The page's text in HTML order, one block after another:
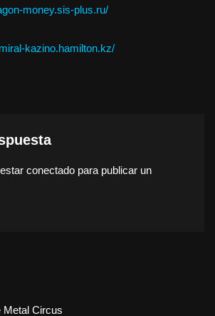
money.sis-plus.ru/
kazino.hamilton.kz/
conectado para publicar un
Metal Circus